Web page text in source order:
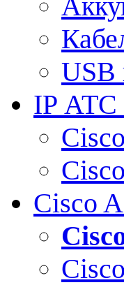
USB
IP АТС
Cisco